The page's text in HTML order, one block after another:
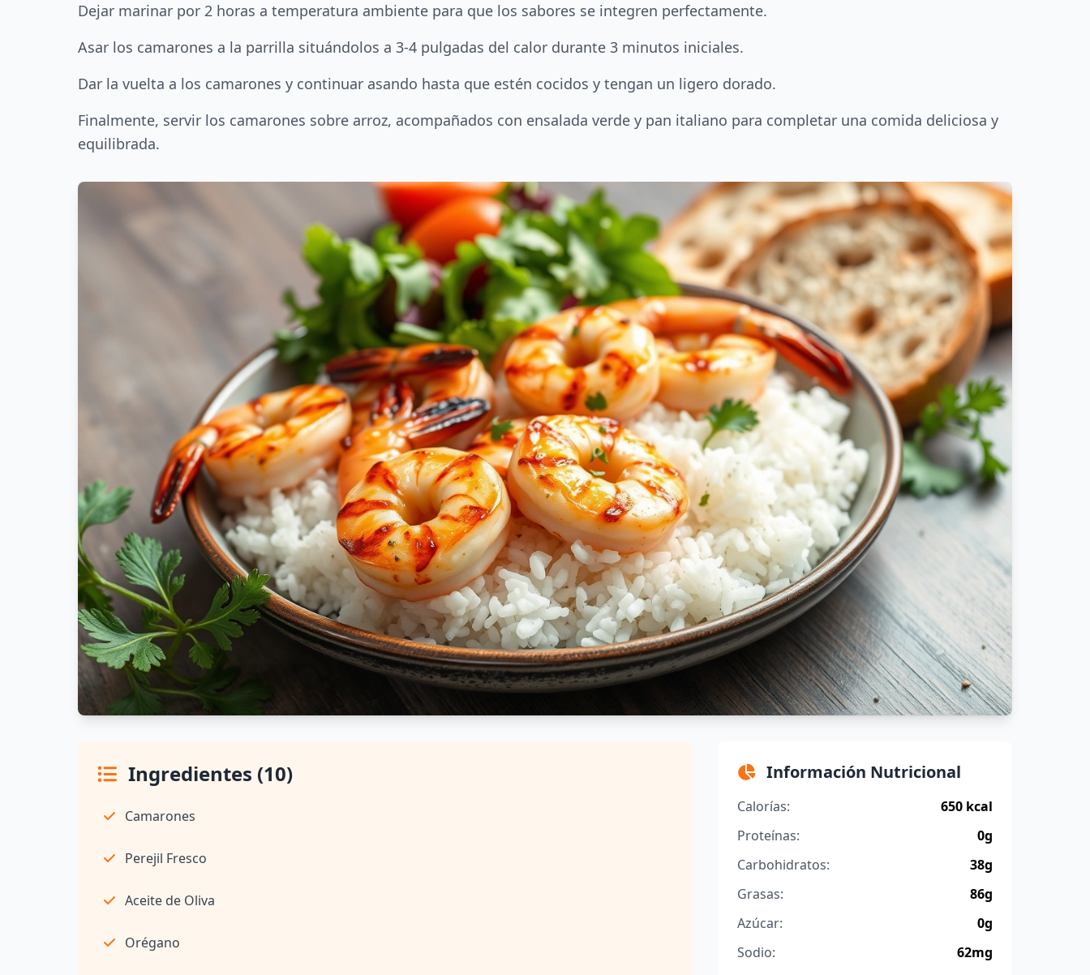
Dejar marinar por 2 horas a temperatura ambiente para que los sabores se integren perfectamente.
Asar los camarones a la parrilla situándolos a 3-4 pulgadas del calor durante 3 minutos iniciales.
Dar la vuelta a los camarones y continuar asando hasta que estén cocidos y tengan un ligero dorado.
Finalmente, servir los camarones sobre arroz, acompañados con ensalada verde y pan italiano para completar una comida deliciosa y
equilibrada.
Ingredientes (10)
Camarones
Perejil Fresco
Aceite de Oliva
Orégano
Información Nutricional
Calorías:
650 kcal
Proteínas:
0g
Carbohidratos:
38g
Grasas:
86g
Azúcar:
0g
Sodio:
62mg